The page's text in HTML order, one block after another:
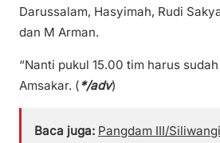
Darussalam, Hasyimah, Rudi
dan M Arman.
“Nanti pukul 15.00 tim harus
Amsakar. (*/adv)
Baca juga: Pangdam III/